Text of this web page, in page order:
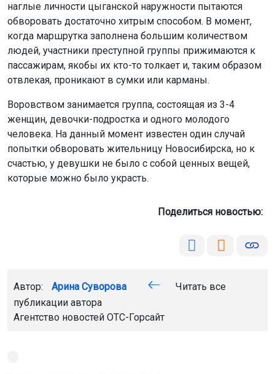
наглые личности цыганской наружности пытаются
обворовать достаточно хитрым способом. В момент,
когда маршрутка заполнена большим количеством
людей, участники преступной группы прижимаются к
пассажирам, якобы их кто-то толкает и, таким образом
отвлекая, проникают в сумки или карманы.
Воровством занимается группа, состоящая из 3-4
женщин, девочки-подростка и одного молодого
человека. На данный момент известен один случай
попытки обворовать жительницу Новосибирска, но к
счастью, у девушки не было с собой ценных вещей,
которые можно было украсть.
Поделиться новостью:
Автор: Арина Суворова
Читать все
публикации автора
Агентство новостей ОТС-Горсайт